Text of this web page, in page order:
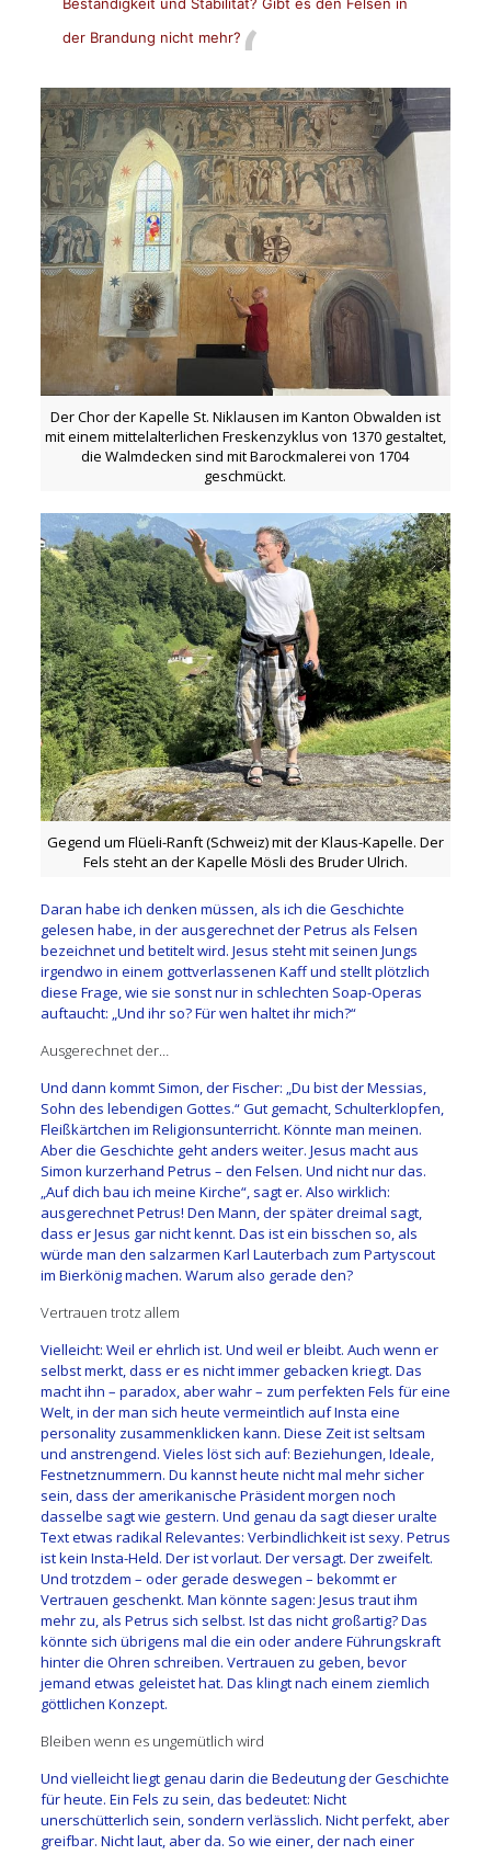
der Brandung nicht mehr?
Der Chor der Kapelle St. Niklausen im Kanton Obwalden ist
mit einem mittelalterlichen Freskenzyklus von 1370 gestaltet,
die Walmdecken sind mit Barockmalerei von 1704
geschmückt.
Gegend um Flüeli-Ranft (Schweiz) mit der Klaus-Kapelle. Der
Fels steht an der Kapelle Mösli des Bruder Ulrich.
Daran habe ich denken müssen, als ich die Geschichte
gelesen habe, in der ausgerechnet der Petrus als Felsen
bezeichnet und betitelt wird. Jesus steht mit seinen Jungs
irgendwo in einem gottverlassenen Kaff und stellt plötzlich
diese Frage, wie sie sonst nur in schlechten Soap-Operas
auftaucht: „Und ihr so? Für wen haltet ihr mich?“
Ausgerechnet der…
Und dann kommt Simon, der Fischer: „Du bist der Messias,
Sohn des lebendigen Gottes.“ Gut gemacht, Schulterklopfen,
Fleißkärtchen im Religionsunterricht. Könnte man meinen.
Aber die Geschichte geht anders weiter. Jesus macht aus
Simon kurzerhand Petrus – den Felsen. Und nicht nur das.
„Auf dich bau ich meine Kirche“, sagt er. Also wirklich:
ausgerechnet Petrus! Den Mann, der später dreimal sagt,
dass er Jesus gar nicht kennt. Das ist ein bisschen so, als
würde man den salzarmen Karl Lauterbach zum Partyscout
im Bierkönig machen. Warum also gerade den?
Vertrauen trotz allem
Vielleicht: Weil er ehrlich ist. Und weil er bleibt. Auch wenn er
selbst merkt, dass er es nicht immer gebacken kriegt. Das
macht ihn – paradox, aber wahr – zum perfekten Fels für eine
Welt, in der man sich heute vermeintlich auf Insta eine
personality zusammenklicken kann. Diese Zeit ist seltsam
und anstrengend. Vieles löst sich auf: Beziehungen, Ideale,
Festnetznummern. Du kannst heute nicht mal mehr sicher
sein, dass der amerikanische Präsident morgen noch
dasselbe sagt wie gestern. Und genau da sagt dieser uralte
Text etwas radikal Relevantes: Verbindlichkeit ist sexy. Petrus
ist kein Insta-Held. Der ist vorlaut. Der versagt. Der zweifelt.
Und trotzdem – oder gerade deswegen – bekommt er
Vertrauen geschenkt. Man könnte sagen: Jesus traut ihm
mehr zu, als Petrus sich selbst. Ist das nicht großartig? Das
könnte sich übrigens mal die ein oder andere Führungskraft
hinter die Ohren schreiben. Vertrauen zu geben, bevor
jemand etwas geleistet hat. Das klingt nach einem ziemlich
göttlichen Konzept.
Bleiben wenn es ungemütlich wird
Und vielleicht liegt genau darin die Bedeutung der Geschichte
für heute. Ein Fels zu sein, das bedeutet: Nicht
unerschütterlich sein, sondern verlässlich. Nicht perfekt, aber
greifbar. Nicht laut, aber da. So wie einer, der nach einer